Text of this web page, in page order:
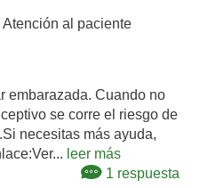
al paciente
embarazada. Cuando no
se corre el riesgo de
necesitas más ayuda,
leer más
1 respuesta